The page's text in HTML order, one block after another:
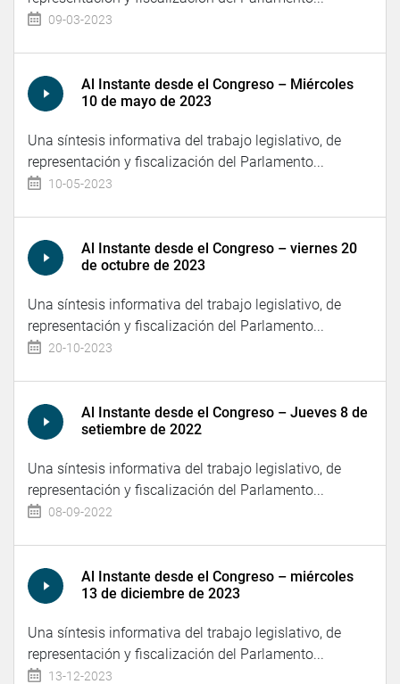
09-03-2023
Al Instante desde el Congreso – Miércoles
10 de mayo de 2023
Una síntesis informativa del trabajo legislativo, de
representación y fiscalización del Parlamento...
10-05-2023
Al Instante desde el Congreso – viernes 20
de octubre de 2023
Una síntesis informativa del trabajo legislativo, de
representación y fiscalización del Parlamento...
20-10-2023
Al Instante desde el Congreso – Jueves 8 de
setiembre de 2022
Una síntesis informativa del trabajo legislativo, de
representación y fiscalización del Parlamento...
08-09-2022
Al Instante desde el Congreso – miércoles
13 de diciembre de 2023
Una síntesis informativa del trabajo legislativo, de
representación y fiscalización del Parlamento...
13-12-2023